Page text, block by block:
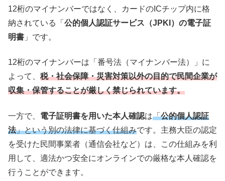
12桁のマイナンバーではなく、カードのICチップ内に格
納されている「 公的個人認証サービス（JPKI）の電子証
明書 」です。
12桁のマイナンバーは「番号法（マイナンバー法）」に
よって、 税・社会保障・災害対策以外の目的で民間企業が
収集・保管することが厳しく禁じられています。
一方で、 電子証明書を用いた本人確認は「公的個人認証
法」という別の法律に基づく仕組みです。主務大臣の認定
を受けた民間事業者（通信会社など）は、この仕組みを利
用して、適法かつ安全にオンラインでの厳格な本人確認を
行うことができます。